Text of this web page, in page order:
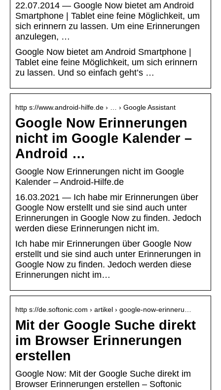
22.07.2014 — Google Now bietet am Android
Smartphone | Tablet eine feine Möglichkeit, um
sich erinnern zu lassen. Um eine Erinnerungen
anzulegen, …
Google Now bietet am Android Smartphone |
Tablet eine feine Möglichkeit, um sich erinnern
zu lassen. Und so einfach geht’s …
http s://www.android-hilfe.de › … › Google Assistant
Google Now Erinnerungen
nicht im Google Kalender –
Android …
Google Now Erinnerungen nicht im Google
Kalender – Android-Hilfe.de
16.03.2021 — Ich habe mir Erinnerungen über
Google Now erstellt und sie sind auch unter
Erinnerungen in Google Now zu finden. Jedoch
werden diese Erinnerungen nicht im.
Ich habe mir Erinnerungen über Google Now
erstellt und sie sind auch unter Erinnerungen in
Google Now zu finden. Jedoch werden diese
Erinnerungen nicht im…
http s://de.softonic.com › artikel › google-now-erinneru…
Mit der Google Suche direkt
im Browser Erinnerungen
erstellen
Google Now: Mit der Google Suche direkt im
Browser Erinnerungen erstellen – Softonic